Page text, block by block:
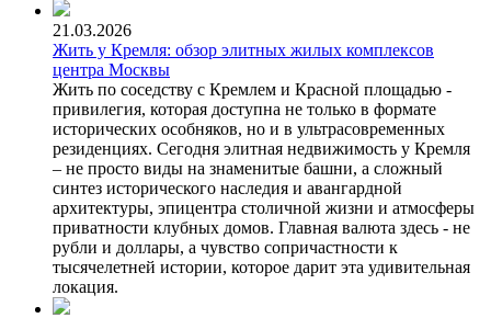
21.03.2026
Жить у Кремля: обзор элитных жилых комплексов
центра Москвы
Жить по соседству с Кремлем и Красной площадью -
привилегия, которая доступна не только в формате
исторических особняков, но и в ультрасовременных
резиденциях. Сегодня элитная недвижимость у Кремля
– не просто виды на знаменитые башни, а сложный
синтез исторического наследия и авангардной
архитектуры, эпицентра столичной жизни и атмосферы
приватности клубных домов. Главная валюта здесь - не
рубли и доллары, а чувство сопричастности к
тысячелетней истории, которое дарит эта удивительная
локация.